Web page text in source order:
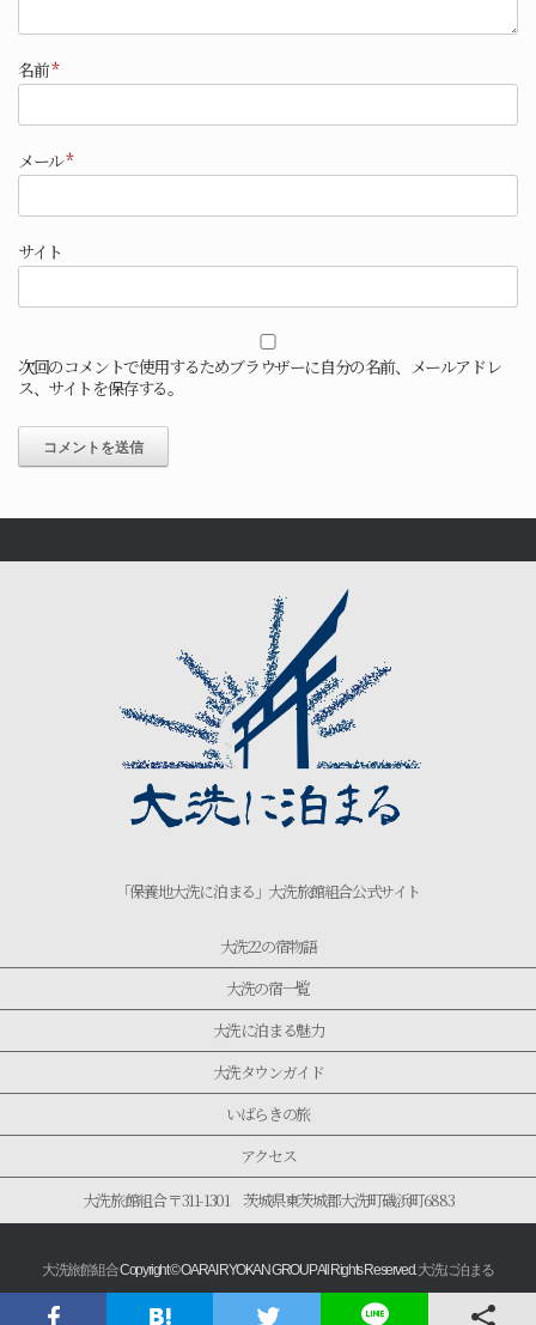
名前*
メール*
サイト
次回のコメントで使用するためブラウザーに自分の名前、メールアドレ
ス、サイトを保存する。
「保養地大洗に泊まる」大洗旅館組合公式サイト
大洗22の宿物語
大洗の宿一覧
大洗に泊まる魅力
大洗タウンガイド
いばらきの旅
アクセス
大洗旅館組合 〒311-1301 茨城県東茨城郡大洗町磯浜町6883
大洗旅館組合Copyright © OARAI RYOKAN GROUP All Rights Reserved. 大洗に泊まる